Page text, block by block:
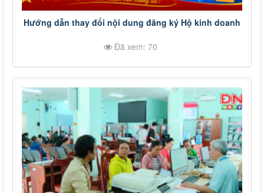
Hướng dẫn thay đổi nội dung đăng ký Hộ kinh doanh
Đã xem: 70